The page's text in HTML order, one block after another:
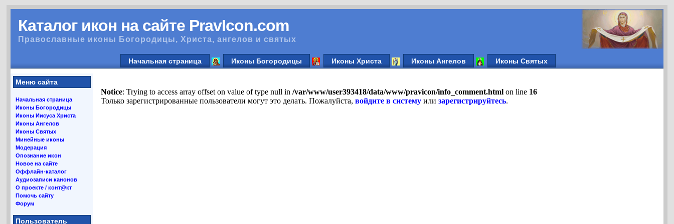
Каталог икон на сайте PravIcon.com
Православные иконы Богородицы, Христа, ангелов и святых
Начальная страница Иконы Богородицы Иконы Христа Иконы Ангелов Иконы Святых
Меню сайта
Начальная страница
Иконы Богородицы
Иконы Иисуса Христа
Иконы Ангелов
Иконы Святых
Минейные иконы
Модерация
Опознание икон
Новое на сайте
Оффлайн-каталог
Аудиозаписи канонов
О проекте / конт@кт
Помочь сайту
Форум
Пользователь
Notice: Trying to access array offset on value of type null in/var/www/user393418/data/www/pravicon/info_comment.html on line 16
Только зарегистрированные пользователи могут это делать. Пожалуйста,войдите в систему илизарегистрируйтесь.